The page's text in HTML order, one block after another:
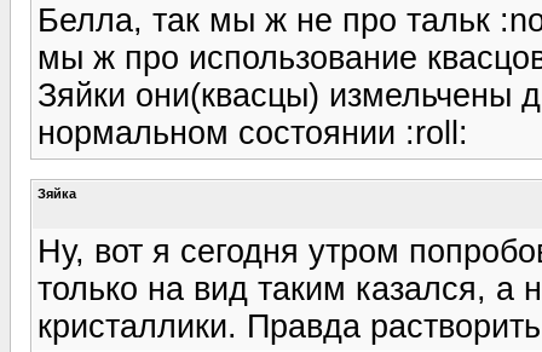
Белла, так мы ж не про тальк
мы ж про использование
Зяйки они(квасцы) измельчены
нормальном состоянии :roll:
Зяйка
Ну, вот я сегодня утром
только на вид таким казался,
кристаллики. Правда